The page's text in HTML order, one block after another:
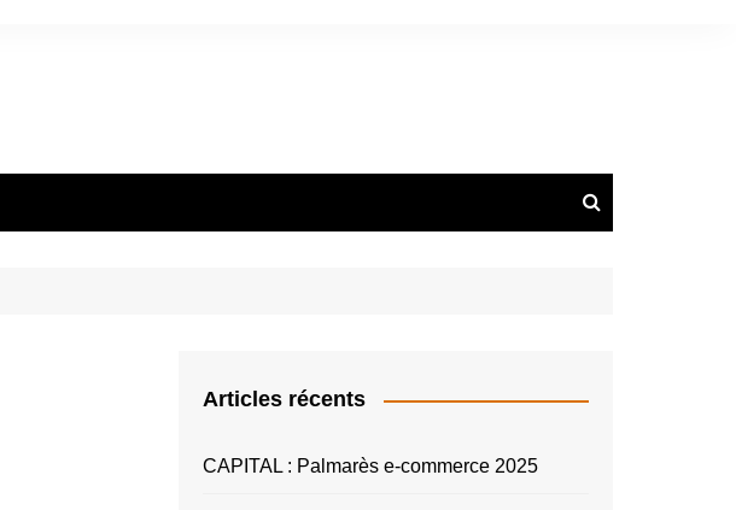
Articles récents
CAPITAL : Palmarès e-commerce 2025